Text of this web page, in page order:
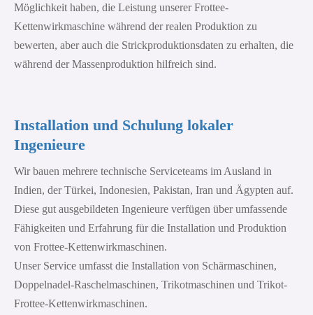
Möglichkeit haben, die Leistung unserer Frottee-
Kettenwirkmaschine während der realen Produktion zu
bewerten, aber auch die Strickproduktionsdaten zu erhalten, die
während der Massenproduktion hilfreich sind.
Installation und Schulung lokaler
Ingenieure
Wir bauen mehrere technische Serviceteams im Ausland in
Indien, der Türkei, Indonesien, Pakistan, Iran und Ägypten auf.
Diese gut ausgebildeten Ingenieure verfügen über umfassende
Fähigkeiten und Erfahrung für die Installation und Produktion
von Frottee-Kettenwirkmaschinen.
Unser Service umfasst die Installation von Schärmaschinen,
Doppelnadel-Raschelmaschinen, Trikotmaschinen und Trikot-
Frottee-Kettenwirkmaschinen.